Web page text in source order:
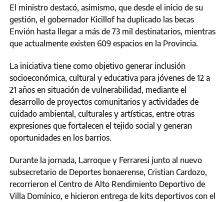
El ministro destacó, asimismo, que desde el inicio de su
gestión, el gobernador Kicillof ha duplicado las becas
Envión hasta llegar a más de 73 mil destinatarios, mientras
que actualmente existen 609 espacios en la Provincia.
La iniciativa tiene como objetivo generar inclusión
socioeconómica, cultural y educativa para jóvenes de 12 a
21 años en situación de vulnerabilidad, mediante el
desarrollo de proyectos comunitarios y actividades de
cuidado ambiental, culturales y artísticas, entre otras
expresiones que fortalecen el tejido social y generan
oportunidades en los barrios.
Durante la jornada, Larroque y Ferraresi junto al nuevo
subsecretario de Deportes bonaerense, Cristian Cardozo,
recorrieron el Centro de Alto Rendimiento Deportivo de
Villa Domínico, e hicieron entrega de kits deportivos con el